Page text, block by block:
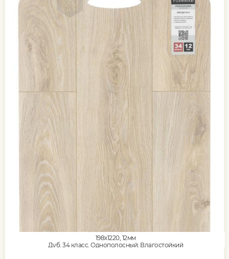
198x1220, 12мм
Дуб, 34 класс, Однополосный, Влагостойкий